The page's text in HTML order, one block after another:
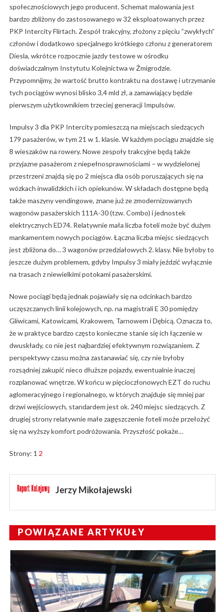
społecznościowych jego producent. Schemat malowania jest
bardzo zbliżony do zastosowanego w 32 eksploatowanych przez
PKP Intercity Flirtach. Zespół trakcyjny, złożony z pięciu “zwykłych”
członów i dodatkowo specjalnego krótkiego członu z generatorem
Diesla, wkrótce rozpocznie jazdy testowe w ośrodku
doświadczalnym Instytutu Kolejnictwa w Żmigrodzie.
Przypomnijmy, że wartość brutto kontraktu na dostawę i utrzymanie
tych pociągów wynosi blisko 3,4 mld zł, a zamawiający będzie
pierwszym użytkownikiem trzeciej generacji Impulsów.
Impulsy 3 dla PKP Intercity pomieszczą na miejscach siedzących
179 pasażerów, w tym 21 w 1. klasie. W każdym pociągu znajdzie się
8 wieszaków na rowery. Nowe zespoły trakcyjne będą także
przyjazne pasażerom z niepełnosprawnościami – w wydzielonej
przestrzeni znajdą się po 2 miejsca dla osób poruszających się na
wózkach inwalidzkich i ich opiekunów. W składach dostępne będą
także maszyny vendingowe, znane już ze zmodernizowanych
wagonów pasażerskich 111A-30 (tzw. Combo) i jednostek
elektrycznych ED74. Relatywnie mała liczba foteli może być dużym
mankamentem nowych pociągów. Łączna liczba miejsc siedzących
jest zbliżona do… 3 wagonów przedziałowych 2. klasy. Nie byłoby to
jeszcze dużym problemem, gdyby Impulsy 3 miały jeździć wyłącznie
na trasach z niewielkimi potokami pasażerskimi.
Nowe pociągi będą jednak pojawiały się na odcinkach bardzo
uczęszczanych linii kolejowych, np. na magistrali E 30 pomiędzy
Gliwicami, Katowicami, Krakowem, Tarnowem i Dębicą. Oznacza to,
że w praktyce bardzo często konieczne stanie się ich łączenie w
dwuskłady, co nie jest najbardziej efektywnym rozwiązaniem. Z
perspektywy czasu można zastanawiać się, czy nie byłoby
rozsądniej zakupić nieco dłuższe pojazdy, ewentualnie inaczej
rozplanować wnętrze. W końcu w pięcioczłonowych EZT do ruchu
aglomeracyjnego i regionalnego, w których znajduje się mniej par
drzwi wejściowych, standardem jest ok. 240 miejsc siedzących. Z
drugiej strony relatywnie małe zagęszczenie foteli może przełożyć
się na wyższy komfort podróżowania. Przyszłość pokaże…
Strony: 1 2
Jerzy Mikołajewski
POWIĄZANE ARTYKUŁY